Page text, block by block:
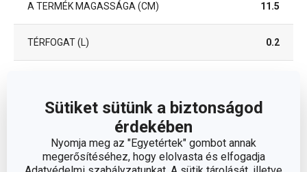
Sütiket sütünk a biztonságod
érdekében
Nyomja meg az "Egyetértek" gombot annak
megerősítéséhez, hogy elolvasta és elfogadja
A TERMÉK MAGASSÁGA (CM) 11.5
TÉRFOGAT (L) 0.2
Egyéb paraméterek
szilikon, bórszilikát